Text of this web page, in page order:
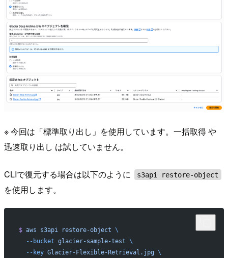
※ 今回は「標準取り出し」を使用しています。一括取得 や
迅速取り出し は試していません。
CLIで復元する場合は以下のように s3api restore-object
を使用します。
$ aws s3api restore-object \
  --bucket
glacier-sample-test \
  --key
Glacier-Flexible-Retrieval.jpg \